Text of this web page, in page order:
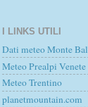
I LINKS UTILI
Dati meteo Monte
Meteo Prealpi Venete
Meteo Trentino
planetmountain.com